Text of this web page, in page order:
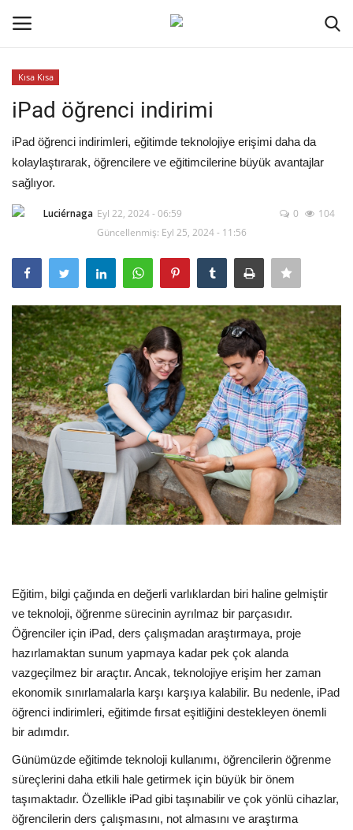
Ana Sayfa
İletişim
Genel
Kodlama
Kripto Para
Galeri
Dil
English Türkçe
Kısa Kısa
iPad öğrenci indirimi
iPad öğrenci indirimleri, eğitimde teknolojiye erişimi daha da
kolaylaştırarak, öğrencilere ve eğitimcilerine büyük avantajlar
sağlıyor.
Luciérnaga Eyl 22, 2024 - 06:59
Güncellenmiş: Eyl 25, 2024 - 11:56
0 104
Eğitim, bilgi çağında en değerli varlıklardan biri haline gelmiştir
ve teknoloji, öğrenme sürecinin ayrılmaz bir parçasıdır.
Öğrenciler için iPad, ders çalışmadan araştırmaya, proje
hazırlamaktan sunum yapmaya kadar pek çok alanda
vazgeçilmez bir araçtır. Ancak, teknolojiye erişim her zaman
ekonomik sınırlamalarla karşı karşıya kalabilir. Bu nedenle, iPad
öğrenci indirimleri, eğitimde fırsat eşitliğini destekleyen önemli
bir adımdır.
Günümüzde eğitimde teknoloji kullanımı, öğrencilerin öğrenme
süreçlerini daha etkili hale getirmek için büyük bir önem
taşımaktadır. Özellikle iPad gibi taşınabilir ve çok yönlü cihazlar,
öğrencilerin ders çalışmasını, not almasını ve araştırma